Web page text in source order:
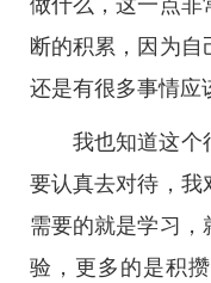
做什么，这一点非
断的积累，因为
还是有很多事情应
我也知道这个
要认真去对待，我
需要的就是学习，
验，更多的是积